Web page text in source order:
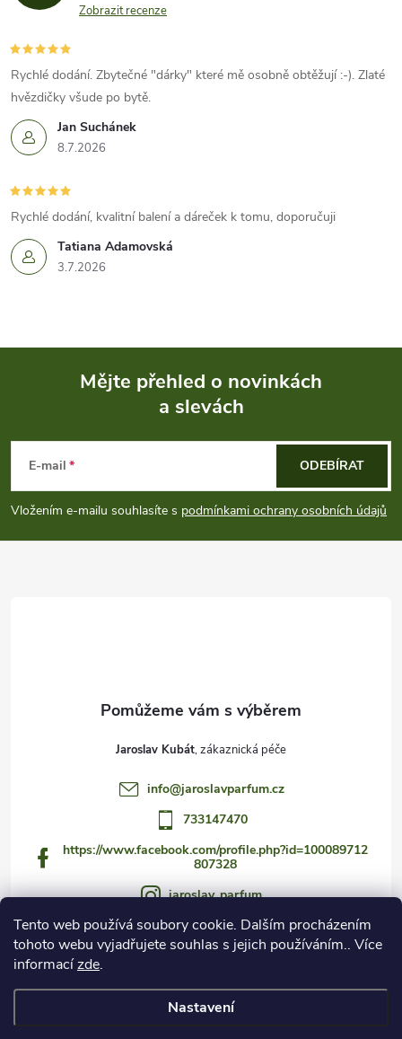
Tento web používá soubory cookie. Dalším procházením
tohoto webu vyjadřujete souhlas s jejich používáním.. Více
informacízde.
Nastavení
Zobrazit recenze
Jan Suchánek
8.7.2026
Rychlé dodání. Zbytečné "dárky" které mě osobně obtěžují :-). Zlaté
hvězdičky všude po bytě.
Tatiana Adamovská
3.7.2026
Rychlé dodání, kvalitní balení a dáreček k tomu, doporučuji
p
Mějte přehled o novinkách
a slevách
E-mail
Vložením e-mailu souhlasíte s podmínkami ochrany osobních údajů
ODEBÍRAT
Jaroslav Kubát
info@jaroslavparfum.cz
733147470
https://www.facebook.com/profile.php?id=100089712
807328
jaroslav_parfum
733147470
https://www.youtube.com/@jaroslav_parfum